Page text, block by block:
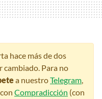
hace más de dos
cambiado. Para no
a nuestroTelegram,
Compradicción (con